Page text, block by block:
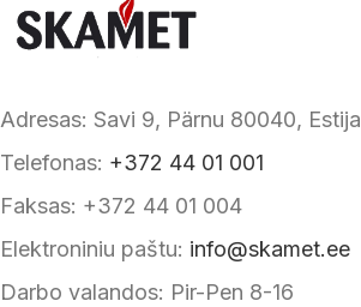
Adresas: Savi 9, Pärnu 80040, Estija
Telefonas: +372 44 01 001
Faksas: +372 44 01 004
Elektroniniu paštu: info@skamet.ee
Darbo valandos: Pir-Pen 8-16